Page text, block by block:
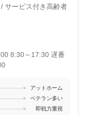
す。
/ サービス付き高齢者
8:30～17:30 遅番
アットホーム
ベテラン多い
即戦力重視